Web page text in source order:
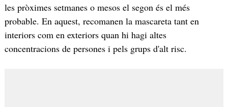
les pròximes setmanes o mesos el segon és el més
probable. En aquest, recomanen la mascareta tant en
interiors com en exteriors quan hi hagi altes
concentracions de persones i pels grups d'alt risc.